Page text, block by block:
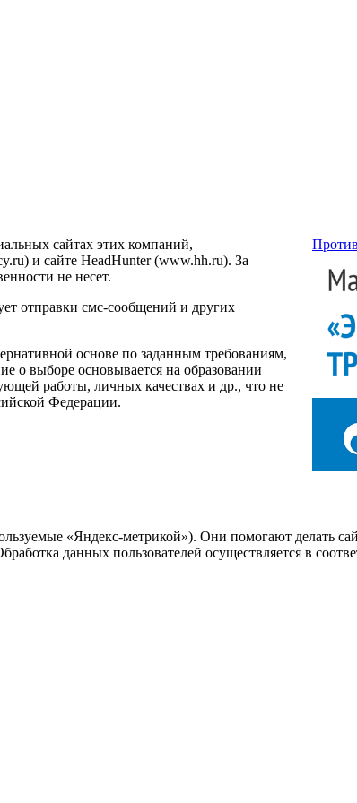
сайтах этих компаний,
и сайте HeadHunter (www.hh.ru). За
не несет.
отправки смс-сообщений и других
основе по заданным требованиям,
о выборе основывается на образовании
работы, личных качествах и др., что не
Федерации.
«Яндекс-метрикой»). Они помогают делать
данных пользователей осуществляется в